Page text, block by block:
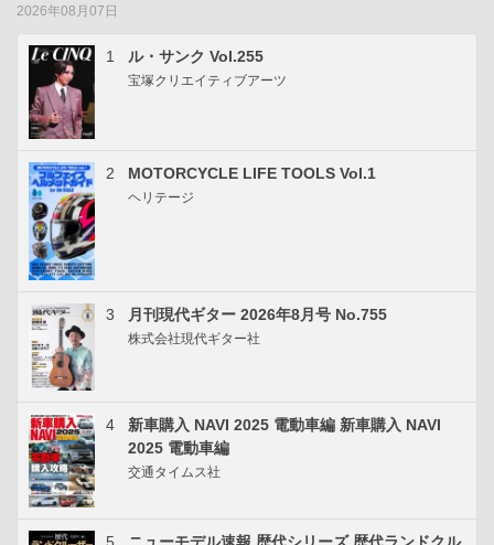
2026年08月07日
1 ル・サンク Vol.255
宝塚クリエイティブアーツ
2 MOTORCYCLE LIFE TOOLS Vol.1
ヘリテージ
3 月刊現代ギター 2026年8月号 No.755
株式会社現代ギター社
4
新車購入 NAVI 2025 電動車編 新車購入 NAVI
2025 電動車編
交通タイムス社